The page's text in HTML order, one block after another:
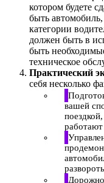
котором будете
быть
категории
должен быть в
быть
техническое
Практический
себя несколько
вашей